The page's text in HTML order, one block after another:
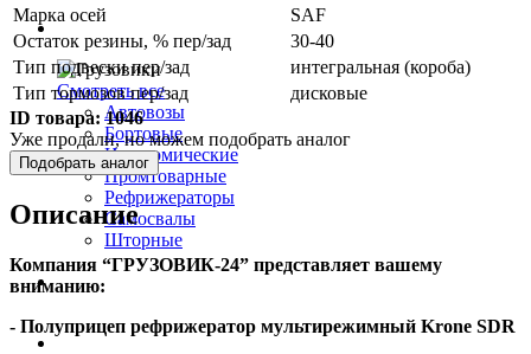
Грузовики
Смотреть все
Автовозы
Бортовые
Изотермические
Промтоварные
Рефрижераторы
Самосвалы
Шторные
Коммерческие авто
Автобусы
Марка осей
SAF
Остаток резины, % пер/зад
30-40
Тип подвески пер/зад
интегральная (короба)
Тип тормозов пер/зад
дисковые
ID товара:1046
Уже продали, но можем подобрать аналог
Подобрать аналог
Описание
Компания “ГРУЗОВИК-24” представляет вашему
вниманию:
- Полуприцеп рефрижератор мультирежимный Krone SDR